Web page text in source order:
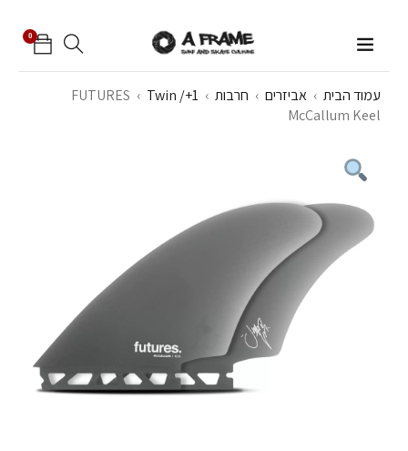
0
עמוד הבית › אביזרים › חרבות ›
Twin /+1
›
FUTURES
McCallum Keel